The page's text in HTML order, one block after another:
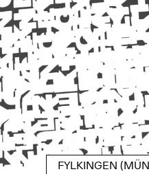
FYLKINGEN